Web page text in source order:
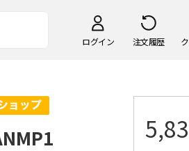
ログイン 注文履歴